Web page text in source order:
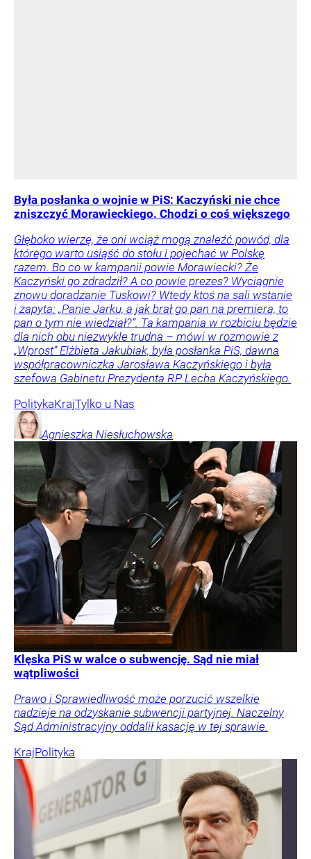
Była posłanka o wojnie w PiS: Kaczyński nie chce
zniszczyć Morawieckiego. Chodzi o coś większego
Głęboko wierzę, że oni wciąż mogą znaleźć powód, dla
którego warto usiąść do stołu i pojechać w Polskę
razem. Bo co w kampanii powie Morawiecki? Że
Kaczyński go zdradził? A co powie prezes? Wyciągnie
znowu doradzanie Tuskowi? Wtedy ktoś na sali wstanie
i zapyta: „Panie Jarku, a jak brał go pan na premiera, to
pan o tym nie wiedział?”. Ta kampania w rozbiciu będzie
dla nich obu niezwykle trudna – mówi w rozmowie z
„Wprost” Elżbieta Jakubiak, była posłanka PiS, dawna
współpracowniczka Jarosława Kaczyńskiego i była
szefowa Gabinetu Prezydenta RP Lecha Kaczyńskiego.
PolitykaKrajTylko u Nas
Agnieszka Niesłuchowska
Klęska PiS w walce o subwencję. Sąd nie miał
wątpliwości
Prawo i Sprawiedliwość może porzucić wszelkie
nadzieje na odzyskanie subwencji partyjnej. Naczelny
Sąd Administracyjny oddalił kasację w tej sprawie.
KrajPolityka